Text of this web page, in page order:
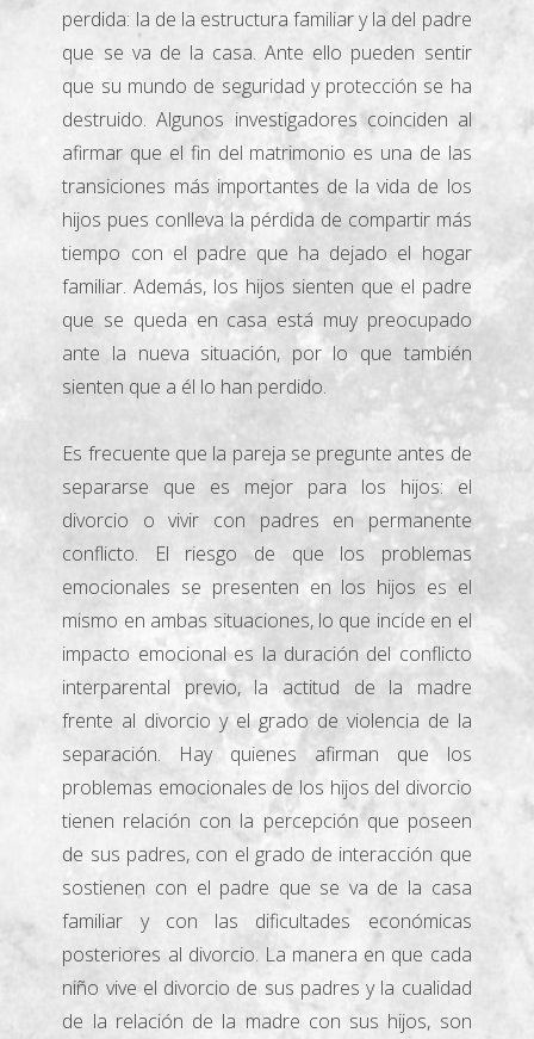
perdida: la de la estructura familiar y la del padre
que se va de la casa. Ante ello pueden sentir
que su mundo de seguridad y protección se ha
destruido. Algunos investigadores coinciden al
afirmar que el fin del matrimonio es una de las
transiciones más importantes de la vida de los
hijos pues conlleva la pérdida de compartir más
tiempo con el padre que ha dejado el hogar
familiar. Además, los hijos sienten que el padre
que se queda en casa está muy preocupado
ante la nueva situación, por lo que también
sienten que a él lo han perdido.
Es frecuente que la pareja se pregunte antes de
separarse que es mejor para los hijos: el
divorcio o vivir con padres en permanente
conflicto. El riesgo de que los problemas
emocionales se presenten en los hijos es el
mismo en ambas situaciones, lo que incide en el
impacto emocional es la duración del conflicto
interparental previo, la actitud de la madre
frente al divorcio y el grado de violencia de la
separación. Hay quienes afirman que los
problemas emocionales de los hijos del divorcio
tienen relación con la percepción que poseen
de sus padres, con el grado de interacción que
sostienen con el padre que se va de la casa
familiar y con las dificultades económicas
posteriores al divorcio. La manera en que cada
niño vive el divorcio de sus padres y la cualidad
de la relación de la madre con sus hijos, son